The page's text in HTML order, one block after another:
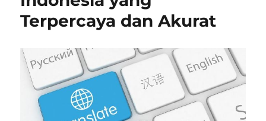
Terpercaya dan Akurat